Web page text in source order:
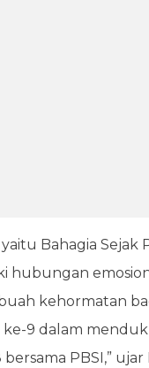
Bahagia Sejak
hubungan
kehormatan
9 dalam
PBSI,”